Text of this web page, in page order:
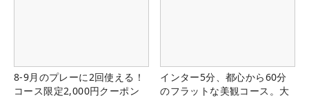
8-9月のプレーに2回使える！
コース限定2,000円クーポン
インター5分、都心から60分
のフラットな美観コース。大